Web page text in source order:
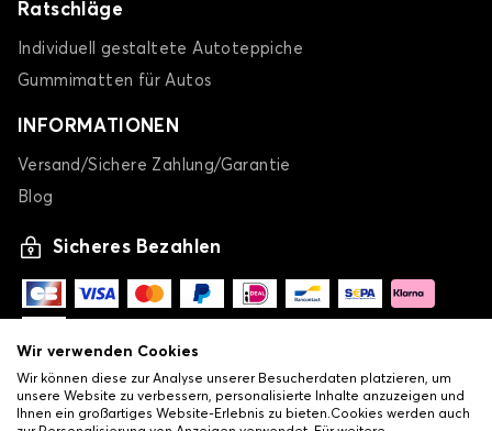
Ratschläge
Individuell gestaltete Autoteppiche
Gummimatten für Autos
INFORMATIONEN
Versand/Sichere Zahlung/Garantie
Blog
Sicheres Bezahlen
Wir verwenden Cookies
Wir können diese zur Analyse unserer Besucherdaten platzieren, um
unsere Website zu verbessern, personalisierte Inhalte anzuzeigen und
Ihnen ein großartiges Website-Erlebnis zu bieten.Cookies werden auch